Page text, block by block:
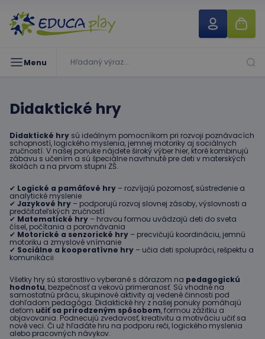
Menu
Didaktické hry
Didaktické hry sú ideálnym pomocníkom pri rozvoji poznávacích
schopností, logického myslenia, jemnej motoriky aj sociálnych
zručností. V našej ponuke nájdete široký výber hier, ktoré kombinujú
zábavu s učením a sú špeciálne navrhnuté pre deti v materských
školách a na prvom stupni ZŠ.
✔ Logické a pamäťové hry – rozvíjajú pozornosť, sústredenie a
analytické myslenie
✔ Jazykové hry – podporujú rozvoj slovnej zásoby, výslovnosti a
predčitateľských zručností
✔ Matematické hry – hravou formou uvádzajú deti do sveta
čísel, počítania a porovnávania
✔ Motorické a senzorické hry – precvičujú koordináciu, jemnú
motoriku a zmyslové vnímanie
✔ Sociálne a kooperatívne hry – učia deti spolupráci, rešpektu a
komunikácii
Všetky hry sú starostlivo vyberané s dôrazom na pedagogickú
hodnotu, bezpečnosť a vekovú primeranosť. Sú vhodné na
samostatnú prácu, skupinové aktivity aj vedené činnosti pod
dohľadom pedagóga. Didaktické hry z našej ponuky pomáhajú
deťom učiť sa prirodzeným spôsobom, formou zážitku a
objavovania. Podnecujú zvedavosť, kreativitu a motiváciu učiť sa
nové veci. Či už hľadáte hru na podporu reči, logického myslenia
alebo pracovných návykov.